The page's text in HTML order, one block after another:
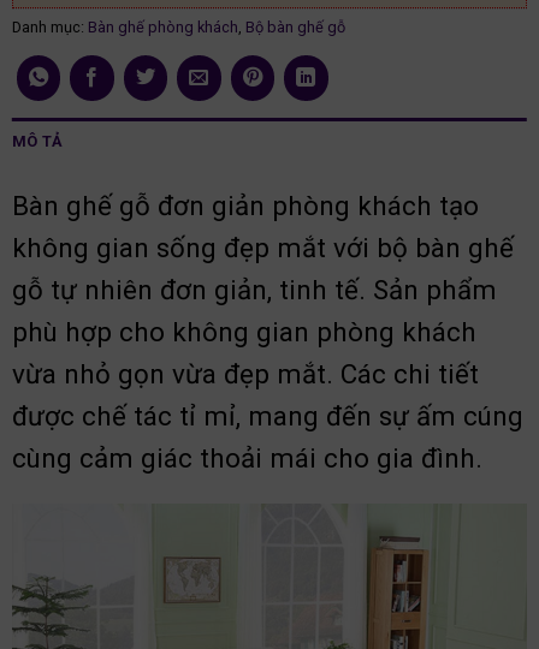
Danh mục: Bàn ghế phòng khách, Bộ bàn ghế gỗ
MÔ TẢ
Bàn ghế gỗ đơn giản phòng khách tạo
không gian sống đẹp mắt với bộ bàn ghế
gỗ tự nhiên đơn giản, tinh tế. Sản phẩm
phù hợp cho không gian phòng khách
vừa nhỏ gọn vừa đẹp mắt. Các chi tiết
được chế tác tỉ mỉ, mang đến sự ấm cúng
cùng cảm giác thoải mái cho gia đình.